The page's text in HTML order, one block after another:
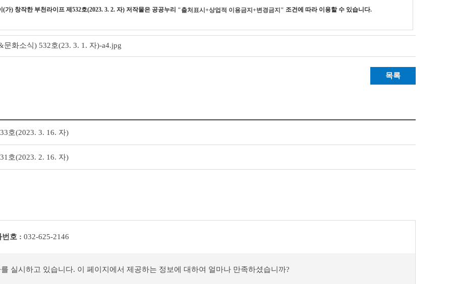
(가) 창작한 부천라이프 제532호(2023. 3. 2. 자) 저작물은 공공누리 "출처표시+상업적 이용금지+변경금지" 조건에 따라 이용할 수 있습니다.
화소식) 532호(23. 3. 1. 자)-a4.jpg
목록
호(2023. 3. 16. 자)
호(2023. 2. 16. 자)
번호 : 032-625-2146
실시하고 있습니다. 이 페이지에서 제공하는 정보에 대하여 얼마나 만족하셨습니까?